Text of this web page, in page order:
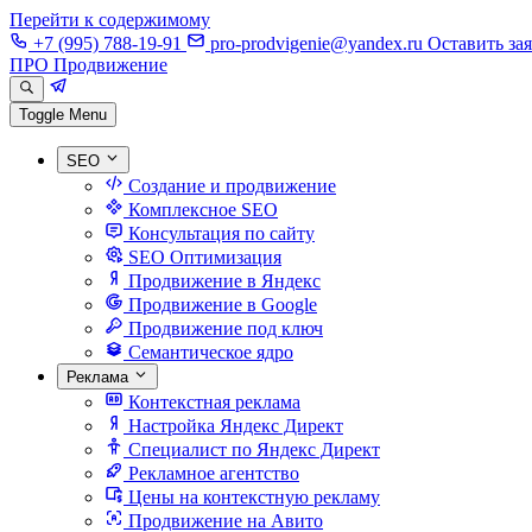
Перейти к содержимому
+7 (995) 788-19-91
pro-prodvigenie@yandex.ru Оставить
ПРО Продвижение
Toggle Menu
SEO
Создание и продвижение
Комплексное SEO
Консультация по сайту
SEO Оптимизация
Продвижение в Яндекс
Продвижение в Google
Продвижение под ключ
Семантическое ядро
Реклама
Контекстная реклама
Настройка Яндекс Директ
Специалист по Яндекс Директ
Рекламное агентство
Цены на контекстную рекламу
Продвижение на Авито